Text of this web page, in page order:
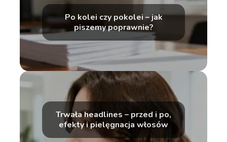
Po kolei czy pokolei – jak
piszemy poprawnie?
Trwała headlines – przed i po,
efekty i pielęgnacja włosów